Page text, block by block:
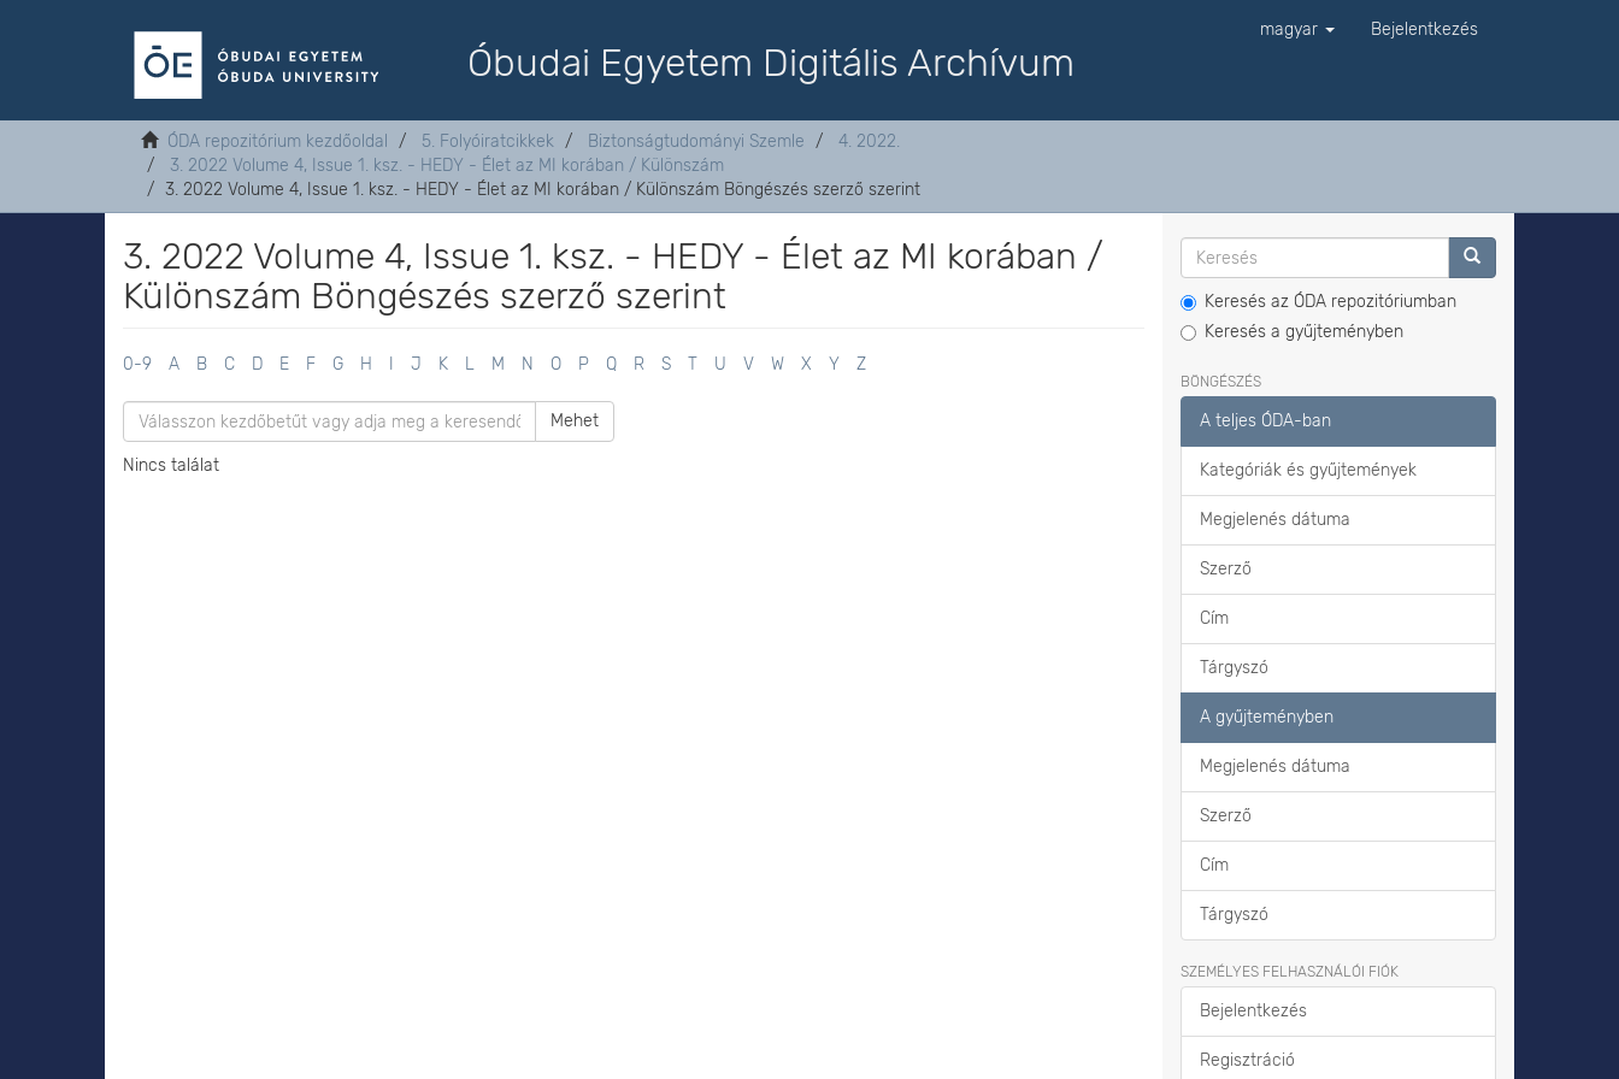
Óbudai Egyetem Digitális Archívum
magyar Bejelentkezés
ÓDA repozitórium kezdőoldal 5. Folyóiratcikkek Biztonságtudományi Szemle
4. 2022.
3. 2022 Volume 4, Issue 1. ksz. - HEDY - Élet az MI korában / Különszám
3. 2022 Volume 4, Issue 1. ksz. - HEDY - Élet az MI korában / Különszám Böngészés szerző szerint
3. 2022 Volume 4, Issue 1. ksz. - HEDY - Élet az MI korában /
Különszám Böngészés szerző szerint
0-9 A B C D E F G H J K L M N O P Q R S T U V W X Y Z
Mehet
Nincs találat
Keresés az ÓDA repozitóriumban
Keresés a gyűjteményben
BÖNGÉSZÉS
A teljes ÓDA-ban
Kategóriák és gyűjtemények
Megjelenés dátuma
Szerző
Cím
Tárgyszó
A gyűjteményben
Megjelenés dátuma
Szerző
Cím
Tárgyszó
SZEMÉLYES FELHASZNÁLÓI FIÓK
Bejelentkezés
Regisztráció